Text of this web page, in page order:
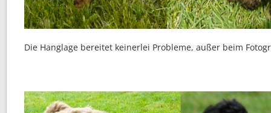
Die Hanglage bereitet keinerlei Probleme, außer beim